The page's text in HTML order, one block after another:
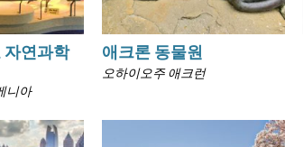
자연과학
니아
애크론 동물원
오하이오주 애크런